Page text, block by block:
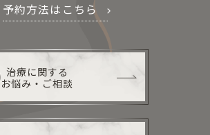
予約方法はこちら
治療に関する
お悩み・ご相談